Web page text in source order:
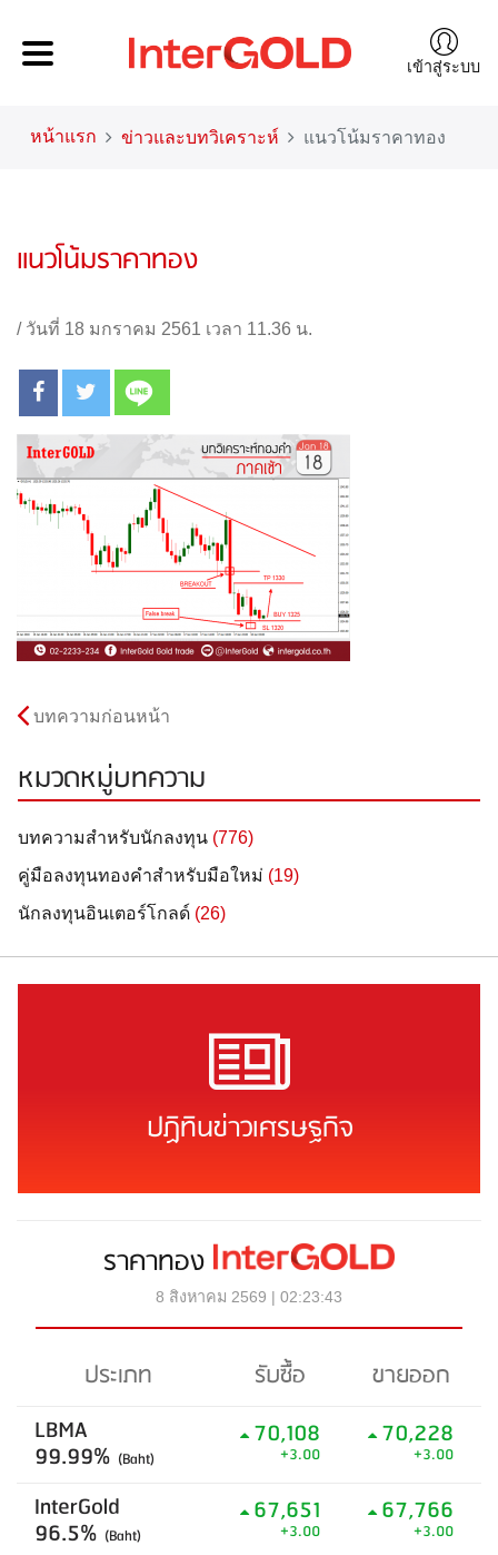
เข้าสู่ระบบ
หน้าแรก ข่าวและบทวิเคราะห์ แนวโน้มราคาทอง
แนวโน้มราคาทอง
/ วันที่ 18 มกราคม 2561 เวลา 11.36 น.
บทความก่อนหน้า
หมวดหมู่บทความ
บทความสำหรับนักลงทุน (776)
คู่มือลงทุนทองคำสำหรับมือใหม่ (19)
นักลงทุนอินเตอร์โกลด์ (26)
ปฏิทินข่าวเศรษฐกิจ
ราคาทอง
8 สิงหาคม 2569 | 02:23:43
ประเภท รับซื้อ
ขายออก
LBMA
99.99% (Baht)
70,108
+3.00
70,228
+3.00
InterGold
96.5% (Baht)
67,651
+3.00
67,766
+3.00